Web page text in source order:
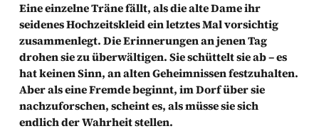
Eine einzelne Träne fällt, als die alte Dame ihr
seidenes Hochzeitskleid ein letztes Mal vorsichtig
zusammenlegt. Die Erinnerungen an jenen Tag
drohen sie zu überwältigen. Sie schüttelt sie ab – es
hat keinen Sinn, an alten Geheimnissen festzuhalten.
Aber als eine Fremde beginnt, im Dorf über sie
nachzuforschen, scheint es, als müsse sie sich
endlich der Wahrheit stellen.